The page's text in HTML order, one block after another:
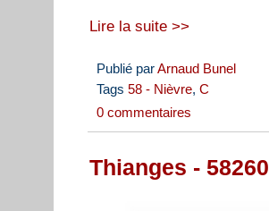
Lire la suite >>
Publié parArnaud Bunel
Tags 58 - Nièvre, C
0 commentaires
Thianges - 58260